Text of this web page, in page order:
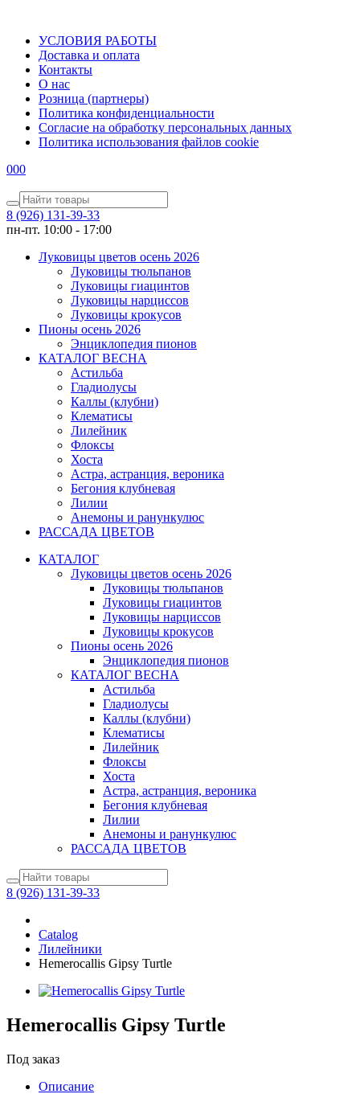
УСЛОВИЯ РАБОТЫ
Доставка и оплата
Контакты
О наc
Розница (партнеры)
Политика конфиденциальности
Согласие на обработку персональных данных
Политика использования файлов сookie
000
8 (926) 131-39-33
пн-пт. 10:00 - 17:00
Луковицы цветов осень 2026
Луковицы тюльпанов
Луковицы гиацинтов
Луковицы нарциссов
Луковицы крокусов
Пионы осень 2026
Энциклопедия пионов
КАТАЛОГ ВЕСНА
Астильба
Гладиолусы
Каллы (клубни)
Клематисы
Лилейник
Флоксы
Хоста
Астра, астранция, вероника
Бегония клубневая
Лилии
Анемоны и ранункулюс
РАССАДА ЦВЕТОВ
КАТАЛОГ
Луковицы цветов осень 2026
Луковицы тюльпанов
Луковицы гиацинтов
Луковицы нарциссов
Луковицы крокусов
Пионы осень 2026
Энциклопедия пионов
КАТАЛОГ ВЕСНА
Астильба
Гладиолусы
Каллы (клубни)
Клематисы
Лилейник
Флоксы
Хоста
Астра, астранция, вероника
Бегония клубневая
Лилии
Анемоны и ранункулюс
РАССАДА ЦВЕТОВ
8 (926) 131-39-33
Catalog
Лилейники
Hemerocallis Gipsy Turtle
Hemerocallis Gipsy Turtle
Под заказ
Описание